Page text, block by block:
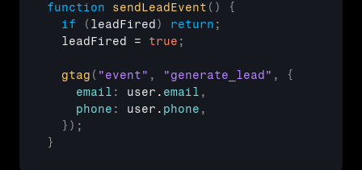
function sendLeadEvent ( )
{
if
( leadFired ) return ;
leadFired
= true ;
gtag ( "event" , "generate_lead" ,
{
email : user . email ,
phone : user . phone ,
} ) ;
}